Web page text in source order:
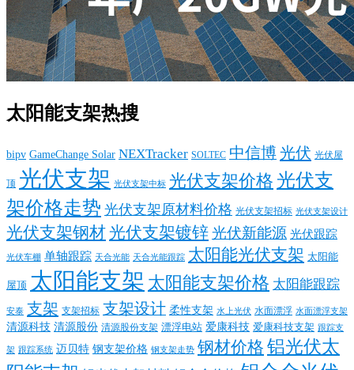
太阳能支架热搜
bipv GameChange Solar NEXTracker SOLTEC 中信博光伏 光伏屋
顶 光伏支架 光伏支架中标 光伏支架价格 光伏支
架价格走势 光伏支架原材料价格 光伏支架招标 光伏支架设计
光伏支架钢材光伏支架镀锌光伏新能源 光伏跟踪
光伏车棚 单轴跟踪 天合光能 天合光能跟踪 太阳能光伏支架 太阳能
屋顶 太阳能支架 太阳能支架价格 太阳能跟踪
安泰 支架 支架招标 支架设计 柔性支架 水上光伏 水面漂浮 水面漂浮支架
清源科技 清源股份 清源股份支架 漂浮电站 爱康科技 爱康科技支架 跟踪支
架 跟踪系统 迈贝特 钢支架价格 钢支架走势 钢材价格 铝光伏太